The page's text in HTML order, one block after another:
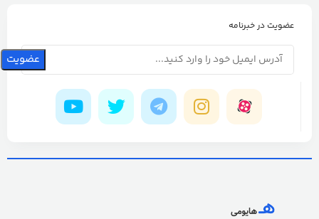
عضویت در خبرنامه